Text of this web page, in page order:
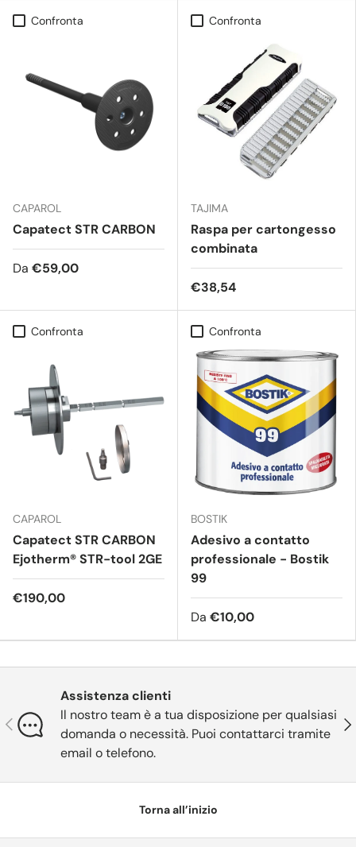
Confronta
CAPAROL
Capatect STR CARBON
Da €59,00
Confronta
TAJIMA
Raspa per cartongesso
combinata
€38,54
Confronta
CAPAROL
Capatect STR CARBON
Ejotherm® STR-tool 2GE
€190,00
Confronta
BOSTIK
Adesivo a contatto
professionale - Bostik
99
Da €10,00
Indietro
Assistenza clienti
Il nostro team è a tua disposizione per qualsiasi
domanda o necessità. Puoi contattarci tramite
email o telefono.
Torna all’inizio